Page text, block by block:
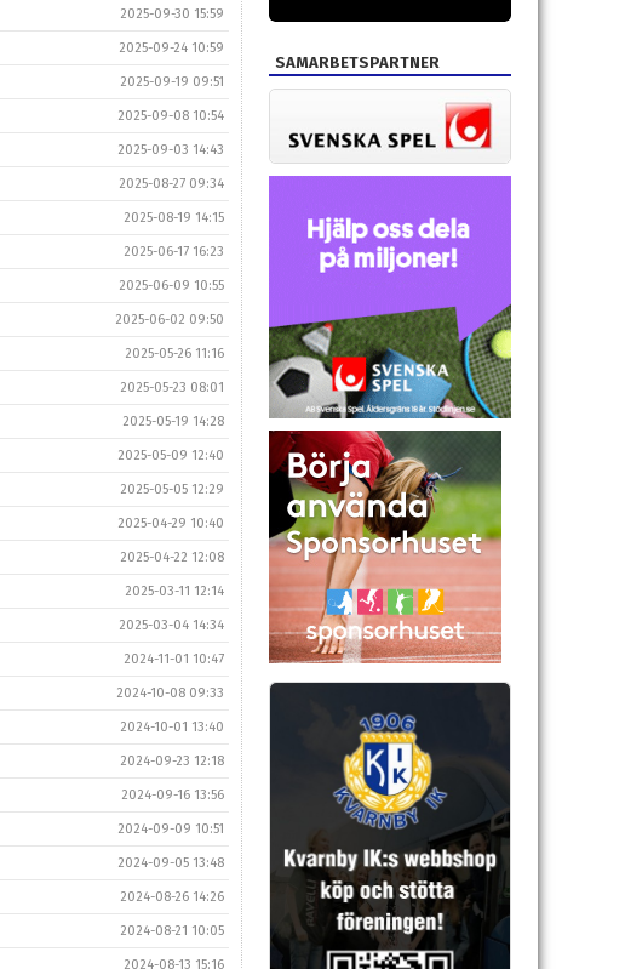
2025-09-30 15:59
2025-09-24 10:59
2025-09-19 09:51
2025-09-08 10:54
2025-09-03 14:43
2025-08-27 09:34
2025-08-19 14:15
2025-06-17 16:23
2025-06-09 10:55
2025-06-02 09:50
2025-05-26 11:16
2025-05-23 08:01
2025-05-19 14:28
2025-05-09 12:40
2025-05-05 12:29
2025-04-29 10:40
2025-04-22 12:08
2025-03-11 12:14
2025-03-04 14:34
2024-11-01 10:47
2024-10-08 09:33
2024-10-01 13:40
2024-09-23 12:18
2024-09-16 13:56
2024-09-09 10:51
2024-09-05 13:48
2024-08-26 14:26
2024-08-21 10:05
2024-08-13 15:16
SAMARBETSPARTNER